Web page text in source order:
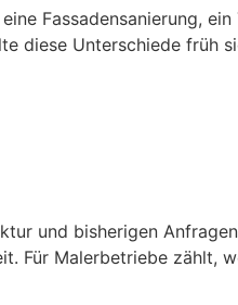
Fassadensanierung,
diese Unterschiede früh
und bisherigen
Für Malerbetriebe zählt,